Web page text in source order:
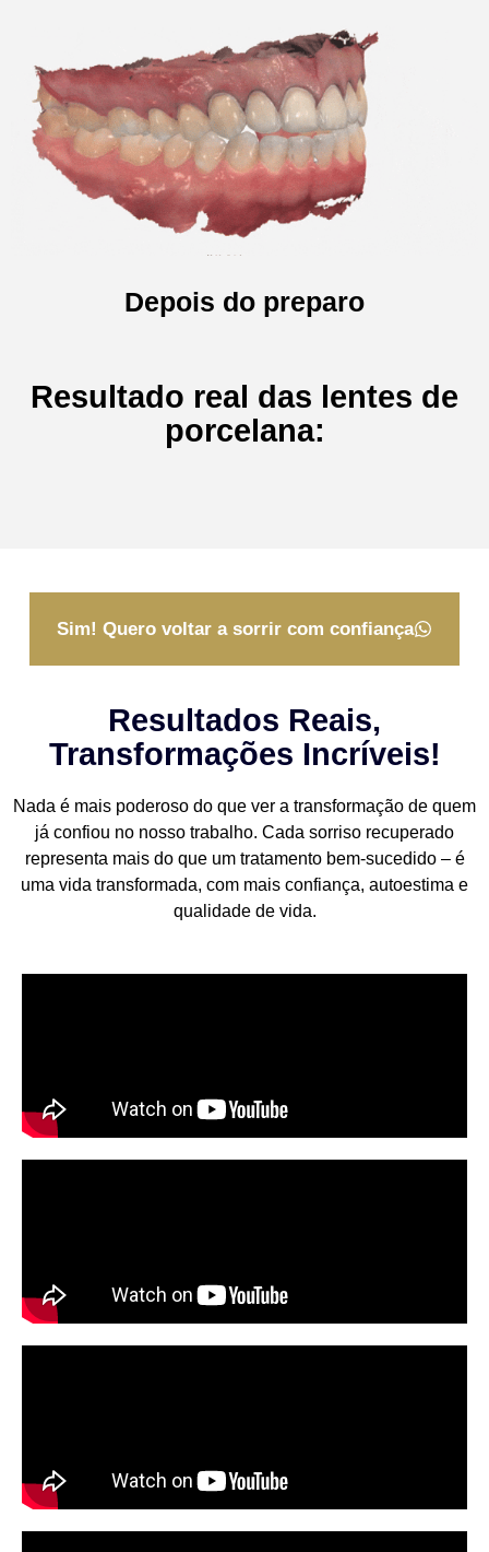
Depois do preparo
Resultado real das lentes de
porcelana:
Sim! Quero voltar a sorrir com confiança
Resultados Reais,
Transformações Incríveis!
Nada é mais poderoso do que ver a transformação de quem
já confiou no nosso trabalho. Cada sorriso recuperado
representa mais do que um tratamento bem-sucedido – é
uma vida transformada, com mais confiança, autoestima e
qualidade de vida.